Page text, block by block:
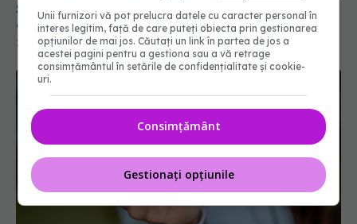
SUA restrânge condiţiile de acces la vaccinurile
anti-COVID-19. Cine mai are voie să se vaccineze
21 mai 2025, 09:40
Unii furnizori vă pot prelucra datele cu caracter personal în
interes legitim, față de care puteți obiecta prin gestionarea
opțiunilor de mai jos. Căutați un link în partea de jos a
acestei pagini pentru a gestiona sau a vă retrage
consimțământul în setările de confidențialitate și cookie-
uri.
Consimțământ
Gestionați opțiunile